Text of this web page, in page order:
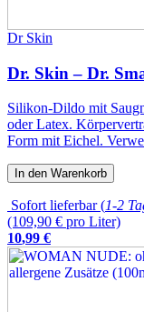
Dr Skin
Dr. Skin – Dr.
Silikon-Dildo mit
oder Latex.
Form mit Eichel.
In den Warenkorb
Sofort lieferbar (1-2
(109,90 € pro Liter)
10,99 €